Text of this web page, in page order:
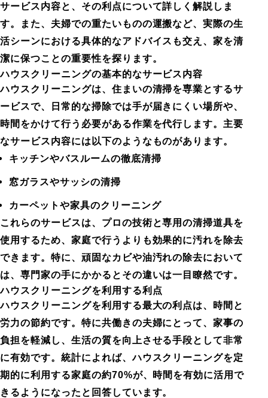
サービス内容と、その利点について詳しく解説しま
す。また、夫婦での重たいものの運搬など、実際の生
活シーンにおける具体的なアドバイスも交え、家を清
潔に保つことの重要性を探ります。
ハウスクリーニングの基本的なサービス内容
ハウスクリーニングは、住まいの清掃を専業とするサ
ービスで、日常的な掃除では手が届きにくい場所や、
時間をかけて行う必要がある作業を代行します。主要
なサービス内容には以下のようなものがあります。
キッチンやバスルームの徹底清掃
窓ガラスやサッシの清掃
カーペットや家具のクリーニング
これらのサービスは、プロの技術と専用の清掃道具を
使用するため、家庭で行うよりも効果的に汚れを除去
できます。特に、頑固なカビや油汚れの除去において
は、専門家の手にかかるとその違いは一目瞭然です。
ハウスクリーニングを利用する利点
ハウスクリーニングを利用する最大の利点は、時間と
労力の節約です。特に共働きの夫婦にとって、家事の
負担を軽減し、生活の質を向上させる手段として非常
に有効です。統計によれば、ハウスクリーニングを定
期的に利用する家庭の約70%が、時間を有効に活用で
きるようになったと回答しています。